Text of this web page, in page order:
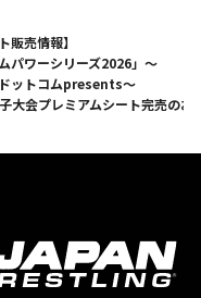
販売情報】
パワーシリーズ2026」～
ットコムpresents～
大会プレミアムシート完売のお